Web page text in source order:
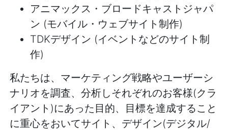
アニマックス・ブロードキャストジャパ
ン (モバイル・ウェブサイト制作)
TDKデザイン (イベントなどのサイト制
作)
私たちは、マーケティング戦略やユーザーシ
ナリオを調査、分析しそれぞれのお客様(クラ
イアント)にあった目的、目標を達成すること
に重心をおいてサイト、デザイン(デジタル/